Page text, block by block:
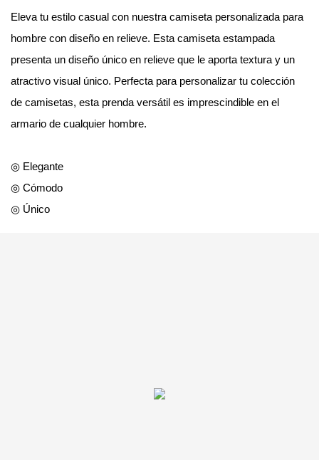
Eleva tu estilo casual con nuestra camiseta personalizada para
hombre con diseño en relieve. Esta camiseta estampada
presenta un diseño único en relieve que le aporta textura y un
atractivo visual único. Perfecta para personalizar tu colección
de camisetas, esta prenda versátil es imprescindible en el
armario de cualquier hombre.
◎ Elegante
◎ Cómodo
◎ Único